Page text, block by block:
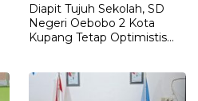
Diapit Tujuh Sekolah, SD
Negeri Oebobo 2 Kota
Kupang Tetap Optimistis